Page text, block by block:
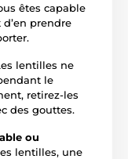
êtes capable
prendre
lentilles ne
le
retirez-les
des gouttes.
ou
lentilles, une